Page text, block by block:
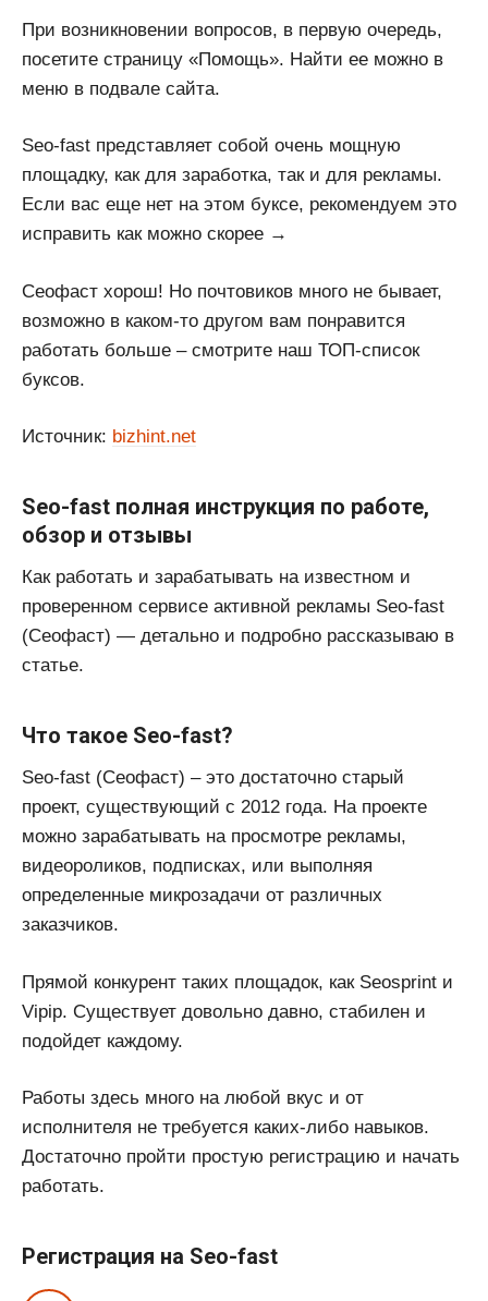
При возникновении вопросов, в первую очередь,
посетите страницу «Помощь». Найти ее можно в
меню в подвале сайта.
Seo-fast представляет собой очень мощную
площадку, как для заработка, так и для рекламы.
Если вас еще нет на этом буксе, рекомендуем это
исправить как можно скорее →
Сеофаст хорош! Но почтовиков много не бывает,
возможно в каком-то другом вам понравится
работать больше – смотрите наш ТОП-список
буксов.
Источник: bizhint.net
Seo-fast полная инструкция по работе,
обзор и отзывы
Как работать и зарабатывать на известном и
проверенном сервисе активной рекламы Seo-fast
(Сеофаст) — детально и подробно рассказываю в
статье.
Что такое Seo-fast?
Seo-fast (Сеофаст) – это достаточно старый
проект, существующий с 2012 года. На проекте
можно зарабатывать на просмотре рекламы,
видеороликов, подписках, или выполняя
определенные микрозадачи от различных
заказчиков.
Прямой конкурент таких площадок, как Seosprint и
Vipip. Существует довольно давно, стабилен и
подойдет каждому.
Работы здесь много на любой вкус и от
исполнителя не требуется каких-либо навыков.
Достаточно пройти простую регистрацию и начать
работать.
Регистрация на Seo-fast